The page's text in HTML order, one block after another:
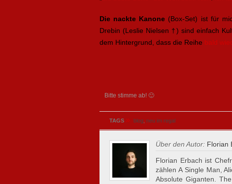
Die nackte Kanone (Box-Set) ist für
Drebin (Leslie Nielsen †) sind einfach
dem Hintergrund, dass die Reihe bald
Bitte stimme ab! 🙂
TAGS » blog neu im regal
Über den Autor: Florian
Florian Erbach ist
zählen A Single Man,
Absolute Giganten.